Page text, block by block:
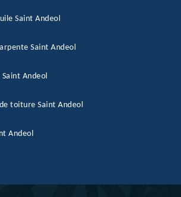
Saint Andeol
Saint Andeol
Andeol
toiture Saint Andeol
Andeol